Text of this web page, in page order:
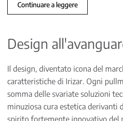
Continuare a leggere
Design
Il design, diventato icona del
caratteristiche di Irizar. Ogni
somma delle svariate soluzioni
minuziosa cura estetica derivanti
spirito fortemente innovativo del